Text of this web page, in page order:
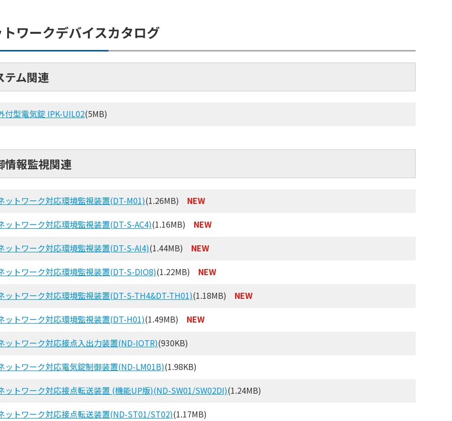
ワークデバイスカタログ
テム関連
付型電気錠 IPK-UIL02(5MB)
情報監視関連
ットワーク対応環境監視装置(DT-M01)(1.26MB) NEW
ットワーク対応環境監視装置(DT-S-AC4)(1.16MB) NEW
ットワーク対応環境監視装置(DT-S-AI4)(1.44MB) NEW
ットワーク対応環境監視装置(DT-S-DIO8)(1.22MB) NEW
ットワーク対応環境監視装置(DT-S-TH4&DT-TH01)(1.18MB) NEW
ットワーク対応環境監視装置(DT-H01)(1.49MB) NEW
ットワーク対応接点入出力装置(ND-IOTR)(930KB)
ットワーク対応電気錠制御装置(ND-LM01B)(1.98KB)
ットワーク対応接点転送装置 (機能UP版)(ND-SW01/SW02DI)(1.24MB)
ットワーク対応接点転送装置(ND-ST01/ST02)(1.17MB)